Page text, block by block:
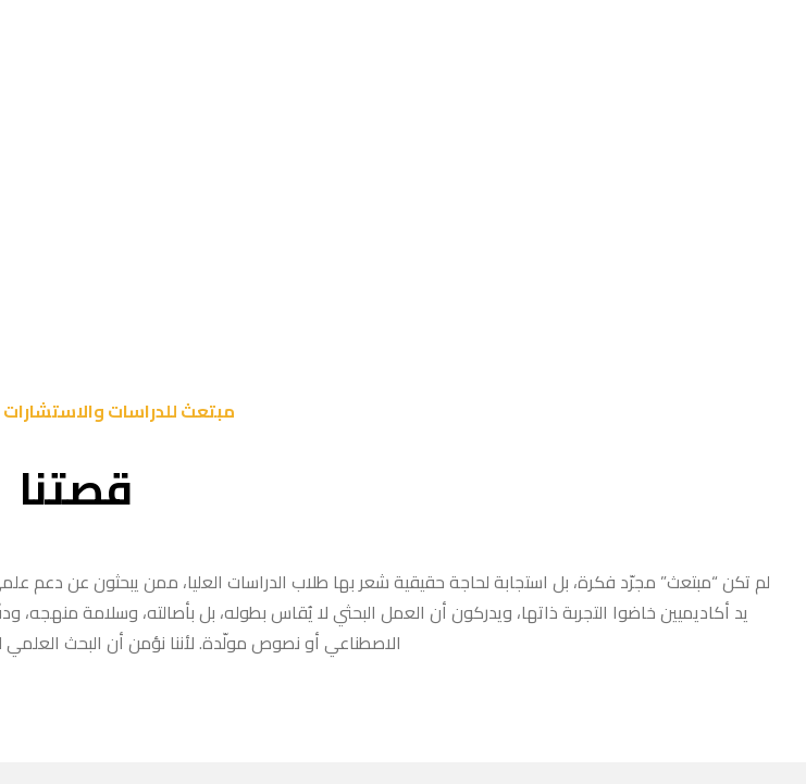
مبتعث للدراسات والاستشارات
قصتنا
لم تكن “مبتعث” مجرّد فكرة، بل استجابة لحاجة حقيقية شعر بها طلاب الدراسات العليا، ممن يبحثون عن دعم
يد أكاديميين خاضوا التجربة ذاتها، ويدركون أن العمل البحثي لا يُقاس بطوله، بل بأصالته، وسلامة
الاصطناعي أو نصوص مولّدة. لأننا نؤمن أن البحث العلمي